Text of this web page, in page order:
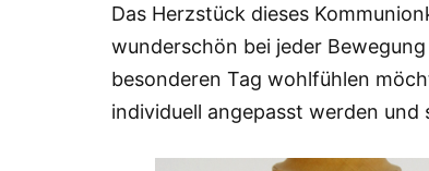
Das Herzstück dieses
wunderschön bei jeder
besonderen Tag wohlfühlen
individuell angepasst werden